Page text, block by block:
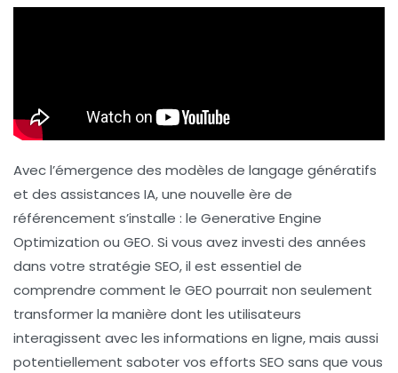
Avec l’émergence des modèles de langage génératifs
et des assistances IA, une nouvelle ère de
référencement s’installe : le Generative Engine
Optimization ou GEO. Si vous avez investi des années
dans votre stratégie SEO, il est essentiel de
comprendre comment le GEO pourrait non seulement
transformer la manière dont les utilisateurs
interagissent avec les informations en ligne, mais aussi
potentiellement saboter vos efforts SEO sans que vous